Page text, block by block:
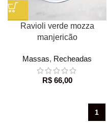
Ravioli verde mozza
manjericão
Massas, Recheadas
R$66,00
1